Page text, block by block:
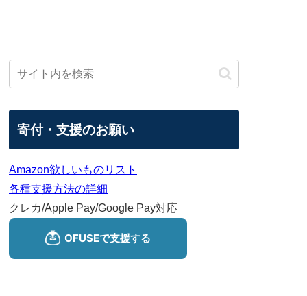
寄付・支援のお願い
Amazon欲しいものリスト
各種支援方法の詳細
クレカ/Apple Pay/Google Pay対応